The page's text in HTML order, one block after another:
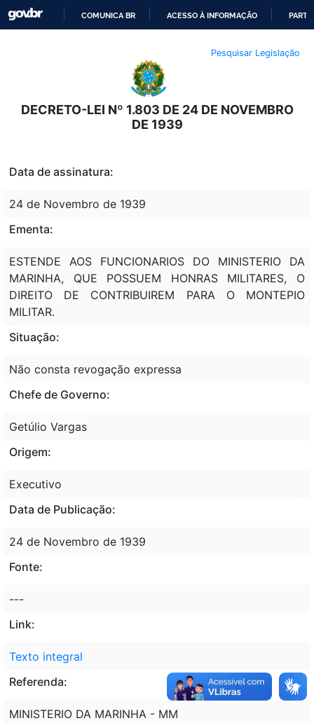
O
CONTEÚDO
COMUNICA BR ACESSO À INFORMAÇÃO
Pesquisar Legislação
DECRETO-LEI Nº 1.803 DE 24 DE NOVEMBRO
DE 1939
Data de assinatura:
24 de Novembro de 1939
Ementa:
ESTENDE AOS FUNCIONARIOS DO MINISTERIO DA
MARINHA, QUE POSSUEM HONRAS MILITARES, O
DIREITO DE CONTRIBUIREM PARA O MONTEPIO
MILITAR.
Situação:
Não consta revogação expressa
Chefe de Governo:
Getúlio Vargas
Origem:
Executivo
Data de Publicação:
24 de Novembro de 1939
Fonte:
---
Link:
Texto integral
Referenda:
MINISTERIO DA MARINHA - MM